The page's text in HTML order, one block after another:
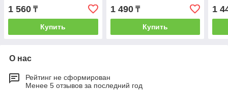
1 560 ₸
Купить
1 490₸
Купить
1
О нас
Рейтинг не сформирован
Менее 5 отзывов за последний год